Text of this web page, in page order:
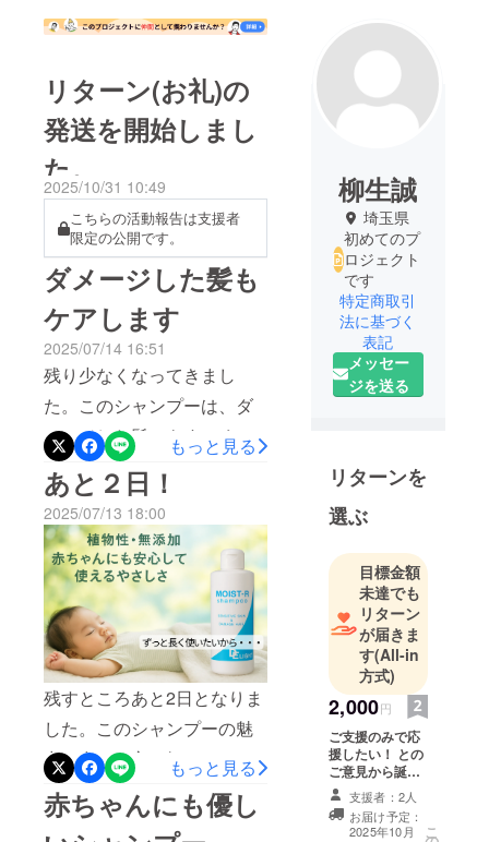
リターン(お礼)の
発送を開始しまし
た。
2025/10/31 10:49
こちらの活動報告は支援者
限定の公開です。
ダメージした髪も
ケアします
2025/07/14 16:51
残り少なくなってきまし
た。このシャンプーは、ダ
メージした髪にもすごくオ
ススメなシャンプーです！
髪のダメージって、カラー
や残り少なくなってきまし
た。このシャンプーは、ダ
メージした髪にもすごくオ
ススメなシャンプーです！
髪のダメージって、カラー
やパーマだけではなく日頃
のシャンプー剤選びや紫外
線・ドライヤーなど様々な
ところでダメージしていま
す。シャンプーもダメージ
の原因になりかねないので
もっと見る
あと２日！
2025/07/13 18:00
残すところあと2日となりま
した。このシャンプーの魅
力を多くの方に知ってもら
うこと、あまり知られてい
なかったから、、、無添加
もっと見る
赤ちゃんにも優し
柳生誠
埼玉県
初めてのプ
ロジェクト
です
特定商取引
法に基づく
表記
メッセー
ジを送る
リターンを
選ぶ
目標金額
未達でも
リターン
が届きま
す(All-in
方式)
2,000円
ご支援のみで応
援したい！ との
ご意見から誕生
しました！！ お
礼のメッセージ
をお送りしま
支援者：2人
お届け予定：
2025年10月
こ